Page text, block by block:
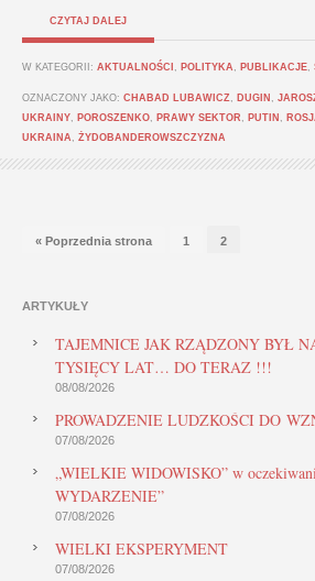
CZYTAJ DALEJ
W KATEGORII: AKTUALNOŚCI POLITYKA PUBLIKACJE
OZNACZONY JAKO: CHABAD LUBAWICZ DUGIN
UKRAINY
POROSZENKO PRAWY SEKTOR PUTIN
UKRAINA
ŻYDOBANDEROWSZCZYZNA
« Poprzednia strona 1 2
ARTYKUŁY
TAJEMNICE JAK RZĄDZONY BYŁ
TYSIĘCY LAT… DO TERAZ !!!
08/08/2026
PROWADZENIE LUDZKOŚCI DO
07/08/2026
„WIELKIE WIDOWISKO” w
WYDARZENIE”
07/08/2026
WIELKI EKSPERYMENT
07/08/2026